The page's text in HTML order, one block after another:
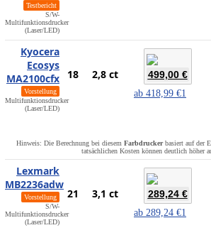
Testbericht
S/W-
Multifunktionsdrucker
(Laser/LED)
Kyocera
Ecosys
MA2100cfx
Vorstellung
Multifunktionsdrucker
(Laser/LED)
18 2,8 ct 499,00 €
ab 418,99 €1
Hinweis: Die Berechnung bei diesem Farbdruckerbasiert auf der
tatsächlichen Kosten können deutlich höher
Lexmark
MB2236adw
Vorstellung
S/W-
Multifunktionsdrucker
(Laser/LED)
21 3,1 ct 289,24 €
ab 289,24 €1